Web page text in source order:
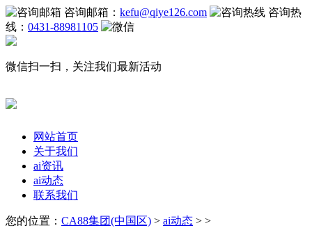
咨询邮箱： kefu@qiye126.com
咨询热
线： 0431-88981105
微信扫一扫，关注我们最新活动
网站首页
关于我们
ai资讯
ai动态
联系我们
您的位置： CA88集团(中国区) > ai动态 > >